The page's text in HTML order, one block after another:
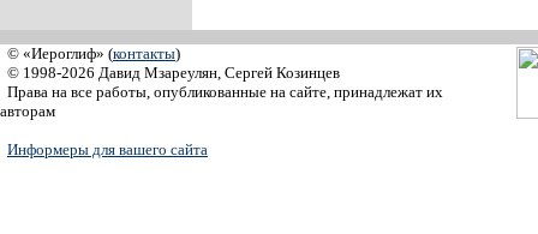
© «Иероглиф» (контакты)
© 1998-2026 Давид Мзареулян, Сергей Козинцев
Права на все работы, опубликованные на сайте, принадлежат их
авторам
Информеры для вашего сайта